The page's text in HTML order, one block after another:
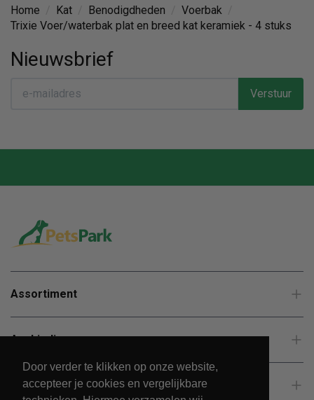
Door verder te klikken op onze website,
accepteer je cookies en vergelijkbare
Home Kat Benodigdheden Voerbak
Trixie Voer/waterbak plat en breed kat keramiek - 4 stuks
Nieuwsbrief
Verstuur
Assortiment
Aanbiedingen
Klantenservice